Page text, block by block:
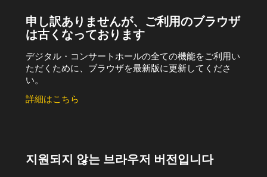
申し訳ありませんが、ご利用のブラウザ
は古くなっております
デジタル・コンサートホールの全ての機能をご利用い
ただくために、ブラウザを最新版に更新してくださ
い。
詳細はこちら
지원되지 않는 브라우저 버전입니다